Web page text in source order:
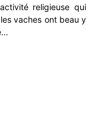
religieuse qui
vaches ont beau y